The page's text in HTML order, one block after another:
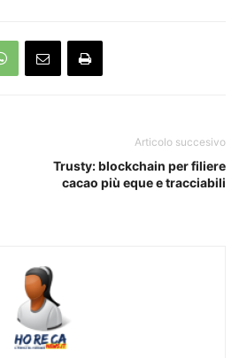
Articolo succesivo
Trusty: blockchain per filiere
cacao più eque e tracciabili